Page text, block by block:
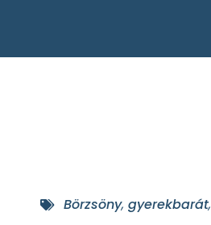
Börzsöny, gyerekbarát,